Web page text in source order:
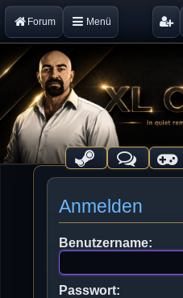
Forum Menü
Anmelden
Benutzername:
Passwort: